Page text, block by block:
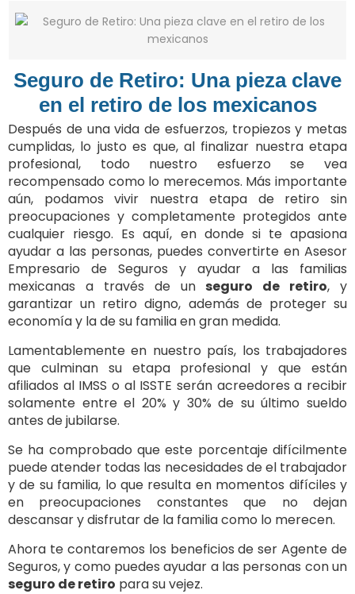
Seguro de Retiro: Una pieza clave
en el retiro de los mexicanos
Después de una vida de esfuerzos, tropiezos y metas
cumplidas, lo justo es que, al finalizar nuestra etapa
profesional, todo nuestro esfuerzo se vea
recompensado como lo merecemos. Más importante
aún, podamos vivir nuestra etapa de retiro sin
preocupaciones y completamente protegidos ante
cualquier riesgo. Es aquí, en donde si te apasiona
ayudar a las personas, puedes convertirte en Asesor
Empresario de Seguros y ayudar a las familias
mexicanas a través de un seguro de retiro, y
garantizar un retiro digno, además de proteger su
economía y la de su familia en gran medida.
Lamentablemente en nuestro país, los trabajadores
que culminan su etapa profesional y que están
afiliados al IMSS o al ISSTE serán acreedores a recibir
solamente entre el 20% y 30% de su último sueldo
antes de jubilarse.
Se ha comprobado que este porcentaje difícilmente
puede atender todas las necesidades de el trabajador
y de su familia, lo que resulta en momentos difíciles y
en preocupaciones constantes que no dejan
descansar y disfrutar de la familia como lo merecen.
Ahora te contaremos los beneficios de ser Agente de
Seguros, y como puedes ayudar a las personas con un
seguro de retiro para su vejez.